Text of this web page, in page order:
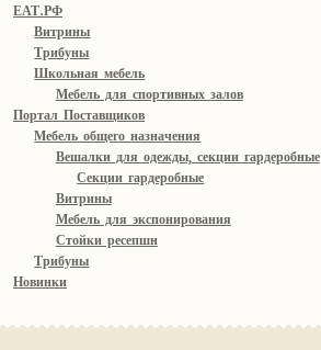
ЕАТ.РФ
Витрины
Трибуны
Школьная мебель
Мебель для спортивных залов
Портал Поставщиков
Мебель общего назначения
Вешалки для одежды, секции гардеробные
Секции гардеробные
Витрины
Мебель для экспонирования
Стойки ресепшн
Трибуны
Новинки